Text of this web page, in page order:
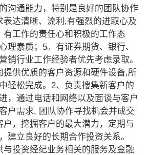
沟通能力，特别是良好的团队协作
表达清晰、流利,有强烈的进取心及
有工作的责任心和积极的工作态
理素质；5。有证券期货、银行、
销行业工作经验者优先考虑录取。
提供优质的客户资源和硬件设备,所
轻松完成。2、负责搜集新客户的
，通过电话和网络以及面谈与客户
户需求, 团队协作寻找机会并成交
户，挖掘客户的最大潜力，定期与
建立良好的长期合作投资关系。
与投资经纪业务相关的服务及金融